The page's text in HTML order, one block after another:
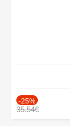
-25%
35.54€